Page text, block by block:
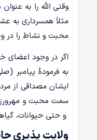
وقتی الله را به
مثلاً همسرداری به
محبت و نشاط را در
اگر در وجود اعضای
به فرمودۀ پیامبر
ایشان مصداقی از
سمت محبت و
و حتی حیوانات،
ولایت پذیری